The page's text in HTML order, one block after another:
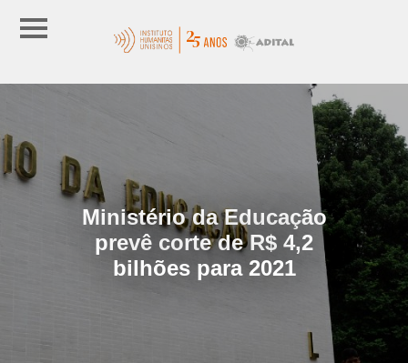
Ministério da Educação
prevê corte de R$ 4,2
bilhões para 2021